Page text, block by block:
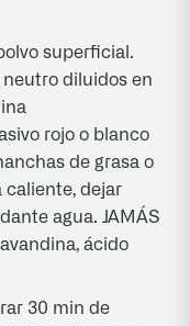
superficial.
diluidos en
rojo o blanco
de grasa o
caliente, dejar
agua. JAMÁS
ácido
30 min de